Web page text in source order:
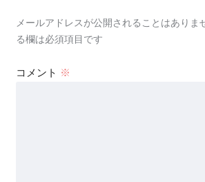
メールアドレスが公開されることはありま
る欄は必須項目です
コメント ※